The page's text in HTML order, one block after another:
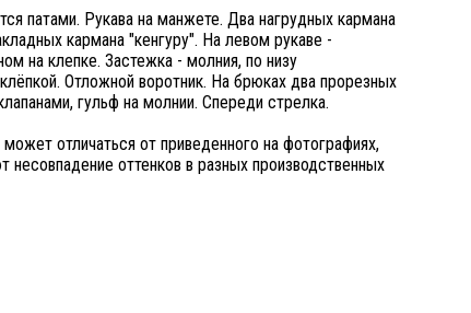
патами. Рукава на манжете. Два нагрудных кармана
кармана "кенгуру". На левом рукаве -
на клепке. Застежка - молния, по низу
Отложной воротник. На брюках два прорезных
гульф на молнии. Спереди стрелка.
отличаться от приведенного на фотографиях,
несовпадение оттенков в разных производственных